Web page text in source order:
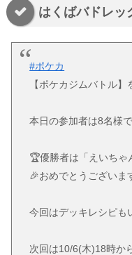
はくばバドレッ
#ポケカ
【ポケカジムバトル
本日の参加者は8名様
🏆優勝者は「えいちゃ
🎉おめでとうございま
今回はデッキレシピも
次回は10/6(木)18時か